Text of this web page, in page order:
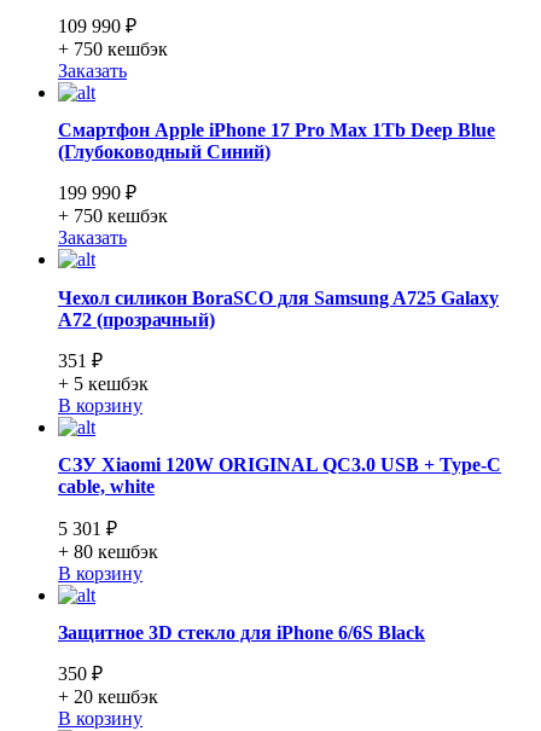
109 990 ₽
+ 750 кешбэк
Заказать
Смартфон Apple iPhone 17 Pro Max 1Tb Deep Blue
(Глубоководный Синий)
199 990 ₽
+ 750 кешбэк
Заказать
Чехол силикон BoraSCO для Samsung A725 Galaxy
A72 (прозрачный)
351 ₽
+ 5 кешбэк
В корзину
СЗУ Xiaomi 120W ORIGINAL QC3.0 USB + Type-C
cable, white
5 301 ₽
+ 80 кешбэк
В корзину
Защитное 3D стекло для iPhone 6/6S Black
350 ₽
+ 20 кешбэк
В корзину